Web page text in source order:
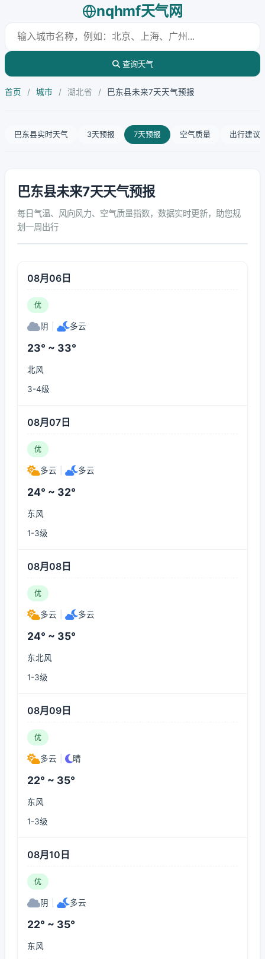
nqhmf天气网
查询天气
首页 / 城市 / 湖北省 / 巴东县未来7天天气预报
巴东县实时天气 3天预报 7天预报 空气质量 出行建议
巴东县未来7天天气预报
每日气温、风向风力、空气质量指数，数据实时更新，助您规
划一周出行
08月06日
优
阴 多云
23° ~ 33°
北风
3-4级
08月07日
优
多云 多云
24° ~ 32°
东风
1-3级
08月08日
优
多云 多云
24° ~ 35°
东北风
1-3级
08月09日
优
多云 晴
22° ~ 35°
东风
1-3级
08月10日
优
阴 多云
22° ~ 35°
东风